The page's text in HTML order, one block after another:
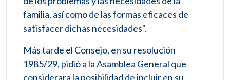
familia, así como de las formas eficaces de
satisfacer dichas necesidades".
Más tarde el Consejo, en su resolución
1985/29, pidió a la Asamblea General que
considerara la posibilidad de incluir en su